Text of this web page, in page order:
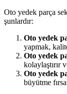
Oto yedek parça
şunlardır:
Oto yedek
yapmak,
Oto yedek
kolaylaştırır
Oto yedek
büyütme